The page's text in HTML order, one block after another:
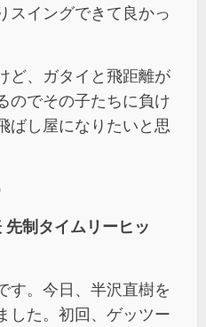
スイングできて良かっ
ど、ガタイと飛距離が
のでその子たちに負け
ばし屋になりたいと思
制タイムリーヒッ
す。今日、半沢直樹を
した。初回、ゲッツー